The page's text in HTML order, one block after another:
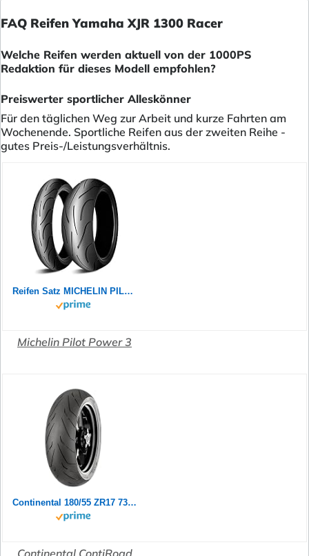
FAQ Reifen Yamaha XJR 1300 Racer
Welche Reifen werden aktuell von der 1000PS
Redaktion für dieses Modell empfohlen?
Preiswerter sportlicher Alleskönner
Für den täglichen Weg zur Arbeit und kurze Fahrten am
Wochenende. Sportliche Reifen aus der zweiten Reihe -
gutes Preis-/Leistungsverhältnis.
Reifen Satz MICHELIN PILOT POWER 2CT 180/55 ZR17 73W + 120/70 ZR17 58W Motorradreifen Set
Michelin Pilot Power 3
Continental 180/55 ZR17 73W Contiroad
Continental ContiRoad